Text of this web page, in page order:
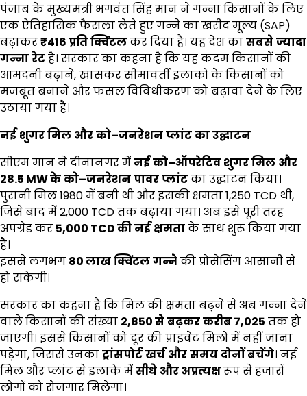
पंजाब के मुख्यमंत्री भगवंत सिंह मान ने गन्ना किसानों के लिए
एक ऐतिहासिक फैसला लेते हुए गन्ने का खरीद मूल्य (SAP)
बढ़ाकर₹416प्रतिक्विंटलकर दिया है। यह देश कासबसेज्यादा
गन्नारेटहै। सरकार का कहना है कि यह कदम किसानों की
आमदनी बढ़ाने, खासकर सीमावर्ती इलाक़ों के किसानों को
मजबूत बनाने और फसल विविधीकरण को बढ़ावा देने के लिए
उठाया गया है।
नई शुगरमिल औरको–जनरेशनप्लांटकाउद्घाटन
सीएम मान ने दीनानगर मेंनईको–ऑपरेटिव शुगरमिल और
28.5 MWकेको–जनरेशनपावरप्लांटका उद्घाटन किया।
पुरानी मिल 1980 में बनी थी और इसकी क्षमता 1,250 TCD थी,
जिसे बाद में 2,000 TCD तक बढ़ाया गया। अब इसे पूरी तरह
अपग्रेड कर 5,000 TCDकीनई क्षमताके साथ शुरू किया गया
है।
इससे लगभग 80लाखक्विंटलगन्नेकी प्रोसेसिंग आसानी से
हो सकेगी।
सरकार का कहना है कि मिल की क्षमता बढ़ने से अब गन्ना देने
वाले किसानों की संख्या 2,850सेबढ़करकरीब7,025 तक हो
जाएगी। इससे किसानों को दूर की प्राइवेट मिलों में नहीं जाना
पड़ेगा, जिससे उनकाट्रांसपोर्टखर्च औरसमयदोनोंबचेंगे। नई
मिल और प्लांट से इलाके मेंसीधे औरअप्रत्यक्षरूप से हजारों
लोगों को रोजगार मिलेगा।